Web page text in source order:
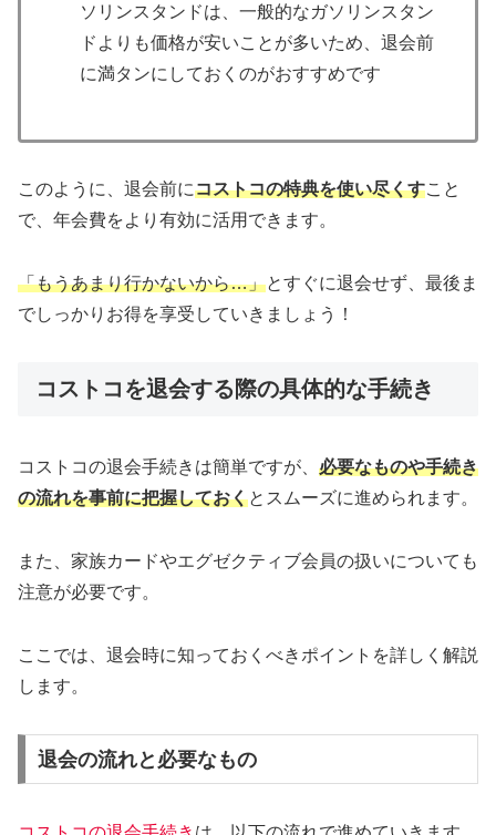
ソリンスタンドは、一般的なガソリンスタン
ドよりも価格が安いことが多いため、退会前
に満タンにしておくのがおすすめです
このように、退会前にコストコの特典を使い尽くすこと
で、年会費をより有効に活用できます。
「もうあまり行かないから…」とすぐに退会せず、最後ま
でしっかりお得を享受していきましょう！
コストコを退会する際の具体的な手続き
コストコの退会手続きは簡単ですが、 必要なものや手続き
の流れを事前に把握しておくとスムーズに進められます。
また、家族カードやエグゼクティブ会員の扱いについても
注意が必要です。
ここでは、退会時に知っておくべきポイントを詳しく解説
します。
退会の流れと必要なもの